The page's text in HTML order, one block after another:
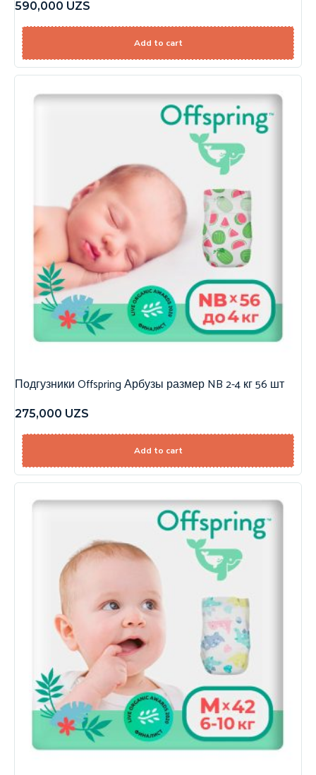
590,000 UZS
Add to cart
Подгузники Offspring Арбузы размер NB 2-4 кг 56 шт
275,000 UZS
Add to cart